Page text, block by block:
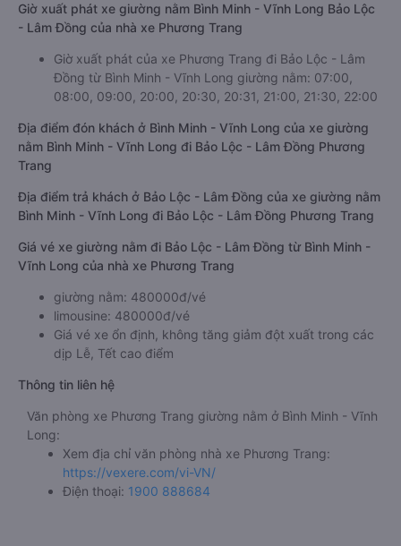
Giờ xuất phát xe giường nằm Bình Minh - Vĩnh Long Bảo Lộc
- Lâm Đồng của nhà xe Phương Trang
Giờ xuất phát của xe Phương Trang đi Bảo Lộc - Lâm
Đồng từ Bình Minh - Vĩnh Long giường nằm: 07:00,
08:00, 09:00, 20:00, 20:30, 20:31, 21:00, 21:30, 22:00
Địa điểm đón khách ở Bình Minh - Vĩnh Long của xe giường
nằm Bình Minh - Vĩnh Long đi Bảo Lộc - Lâm Đồng Phương
Trang
Địa điểm trả khách ở Bảo Lộc - Lâm Đồng của xe giường nằm
Bình Minh - Vĩnh Long đi Bảo Lộc - Lâm Đồng Phương Trang
Giá vé xe giường nằm đi Bảo Lộc - Lâm Đồng từ Bình Minh -
Vĩnh Long của nhà xe Phương Trang
giường nằm: 480000đ/vé
limousine: 480000đ/vé
Giá vé xe ổn định, không tăng giảm đột xuất trong các
dịp Lễ, Tết cao điểm
Thông tin liên hệ
Văn phòng xe Phương Trang giường nằm ở Bình Minh - Vĩnh
Long:
Xem địa chỉ văn phòng nhà xe Phương Trang:
https://vexere.com/vi-VN/
Điện thoại: 1900 888684